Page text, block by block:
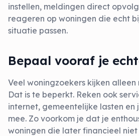
instellen, meldingen direct
reageren op woningen die echt
situatie passen.
Bepaal vooraf je
Veel woningzoekers kijken
Dat is te beperkt. Reken ook
internet, gemeentelijke lasten en
mee. Zo voorkom je dat je
woningen die later financieel